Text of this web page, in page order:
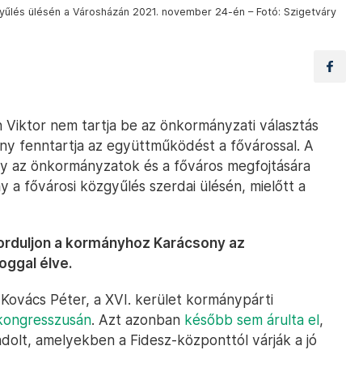
ülésén a Városházán 2021. november 24-én – Fotó: Szigetváry
Viktor nem tartja be az önkormányzati választás
fenntartja az együttműködést a fővárossal. A
az önkormányzatok és a főváros megfojtására
a fővárosi közgyűlés szerdai ülésén, mielőtt a
a kormányhoz Karácsony az
élve.
Péter, a XVI. kerület kormánypárti
. Azt azonban később sem árulta el,
amelyekben a Fidesz-központtól várják a jó